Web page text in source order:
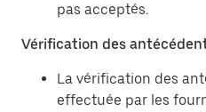
pas acceptés.
Vérification des
La vérification des
effectuée par les